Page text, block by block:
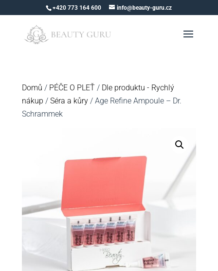
+420 773 164 600 info@beauty-guru.cz
Domů / PÉČE O PLEŤ/ Dle produktu - Rychlý
nákup / Séra a kůry/ Age Refine Ampoule – Dr.
Schrammek